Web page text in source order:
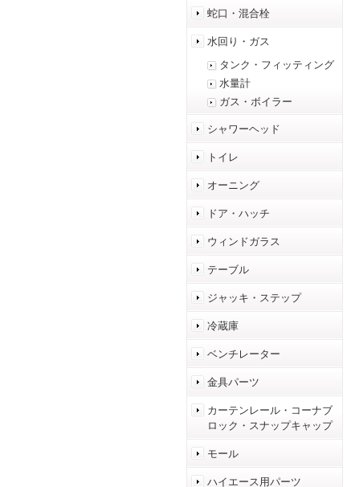
蛇口・混合栓
水回り・ガス
タンク・フィッティング
水量計
ガス・ボイラー
シャワーヘッド
トイレ
オーニング
ドア・ハッチ
ウィンドガラス
テーブル
ジャッキ・ステップ
冷蔵庫
ベンチレーター
金具パーツ
カーテンレール・コーナブ
ロック・スナップキャップ
モール
ハイエース用パーツ